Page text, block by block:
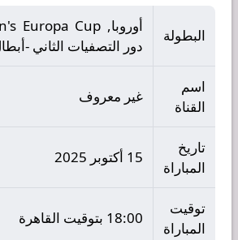
البطولة
دور التصفيات الثاني -
اسم
القناة
غير معروف
تاريخ
المباراة
15 أكتوبر 2025
توقيت
المباراة
18:00 بتوقيت القاهرة